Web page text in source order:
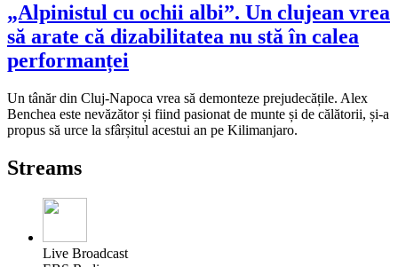
„Alpinistul cu ochii albi”. Un clujean vrea
să arate că dizabilitatea nu stă în calea
performanței
Un tânăr din Cluj-Napoca vrea să demonteze prejudecățile. Alex
Benchea este nevăzător și fiind pasionat de munte și de călătorii, și-a
propus să urce la sfârșitul acestui an pe Kilimanjaro.
Streams
Live Broadcast